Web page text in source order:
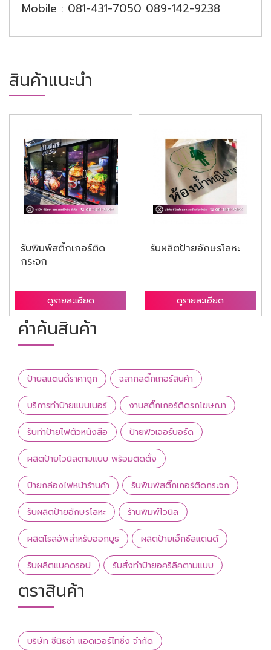
Mobile : 081-431-7050 089-142-9238
สินค้าแนะนำ
รับพิมพ์สติ๊กเกอร์ติด
กระจก
ดูรายละเอียด
รับผลิตป้ายอักษรโลหะ
ดูรายละเอียด
คำค้นสินค้า
ป้ายสแตนดี้ราคาถูก ฉลากสติ๊กเกอร์สินค้า
บริการทำป้ายแบนเนอร์ งานสติ๊กเกอร์ติดรถโฆษณา
รับทำป้ายไฟตัวหนังสือ ป้ายฟิวเจอร์บอร์ด
ผลิตป้ายไวนิลตามแบบ พร้อมติดตั้ง
ป้ายกล่องไฟหน้าร้านค้า รับพิมพ์สติ๊กเกอร์ติดกระจก
รับผลิตป้ายอักษรโลหะ ร้านพิมพ์ไวนิล
ผลิตโรลอัพสำหรับออกบูธ ผลิตป้ายเอ็กซ์สแตนด์
รับผลิตแบคดรอป รับสั่งทำป้ายอคริลิคตามแบบ
ตราสินค้า
บริษัท ซีนิธซ่า แอดเวอร์ไทซิ่ง จำกัด